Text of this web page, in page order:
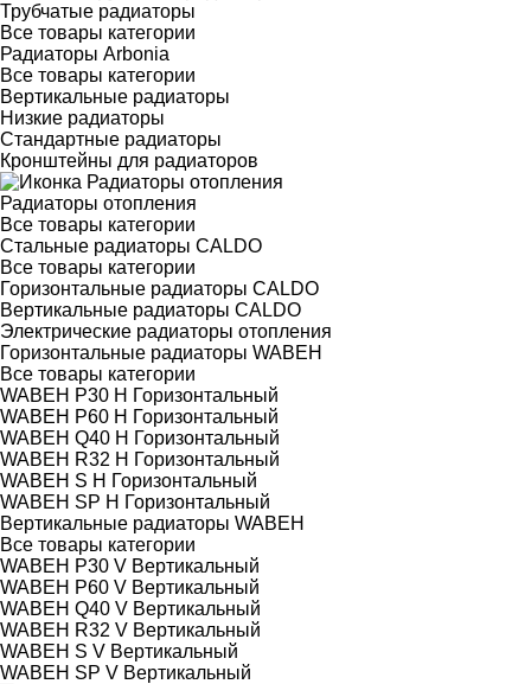
Трубчатые радиаторы
Все товары категории
Радиаторы Arbonia
Все товары категории
Вертикальные радиаторы
Низкие радиаторы
Стандартные радиаторы
Кронштейны для радиаторов
Радиаторы отопления
Все товары категории
Стальные радиаторы CALDO
Все товары категории
Горизонтальные радиаторы CALDO
Вертикальные радиаторы CALDO
Электрические радиаторы отопления
Горизонтальные радиаторы WABEH
Все товары категории
WABEH P30 H Горизонтальный
WABEH P60 H Горизонтальный
WABEH Q40 H Горизонтальный
WABEH R32 H Горизонтальный
WABEH S H Горизонтальный
WABEH SP H Горизонтальный
Вертикальные радиаторы WABEH
Все товары категории
WABEH P30 V Вертикальный
WABEH P60 V Вертикальный
WABEH Q40 V Вертикальный
WABEH R32 V Вертикальный
WABEH S V Вертикальный
WABEH SP V Вертикальный